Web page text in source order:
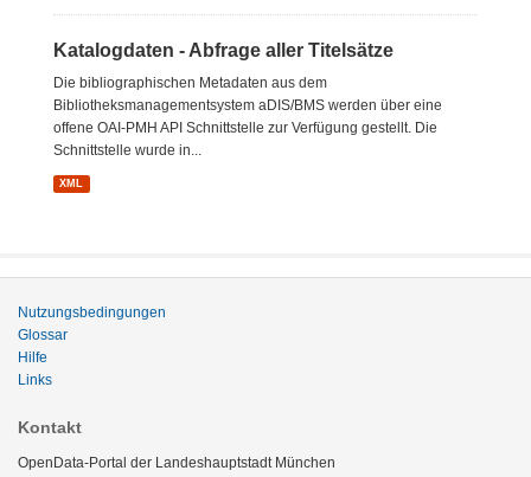
Katalogdaten - Abfrage aller Titelsätze
Die bibliographischen Metadaten aus dem
Bibliotheksmanagementsystem aDIS/BMS werden über eine
offene OAI-PMH API Schnittstelle zur Verfügung gestellt. Die
Schnittstelle wurde in...
XML
Nutzungsbedingungen
Glossar
Hilfe
Links
Kontakt
OpenData-Portal der Landeshauptstadt München